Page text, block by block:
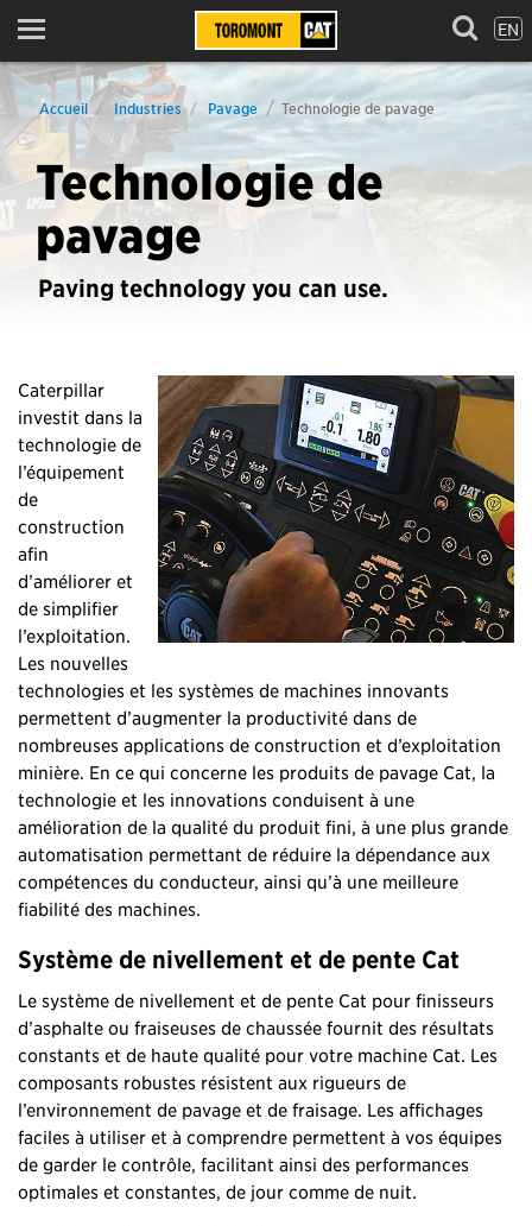
Menu EN
Accueil Industries Pavage Technologie de pavage
Technologie de
pavage
Paving technology you can use.
Caterpillar
investit dans la
technologie de
l’équipement
de
construction
afin
d’améliorer et
de simplifier
l’exploitation.
Les nouvelles
technologies et les systèmes de machines innovants
permettent d’augmenter la productivité dans de
nombreuses applications de construction et d’exploitation
minière. En ce qui concerne les produits de pavage Cat, la
technologie et les innovations conduisent à une
amélioration de la qualité du produit fini, à une plus grande
automatisation permettant de réduire la dépendance aux
compétences du conducteur, ainsi qu’à une meilleure
fiabilité des machines.
Système de nivellement et de pente Cat
Le système de nivellement et de pente Cat pour finisseurs
d’asphalte ou fraiseuses de chaussée fournit des résultats
constants et de haute qualité pour votre machine Cat. Les
composants robustes résistent aux rigueurs de
l’environnement de pavage et de fraisage. Les affichages
faciles à utiliser et à comprendre permettent à vos équipes
de garder le contrôle, facilitant ainsi des performances
optimales et constantes, de jour comme de nuit.